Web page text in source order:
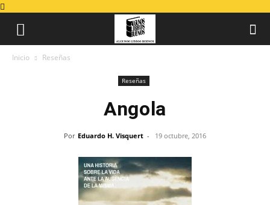
Inicio Reseñas
Reseñas
Angola
Por Eduardo H. Visquert - 19 octubre, 2016